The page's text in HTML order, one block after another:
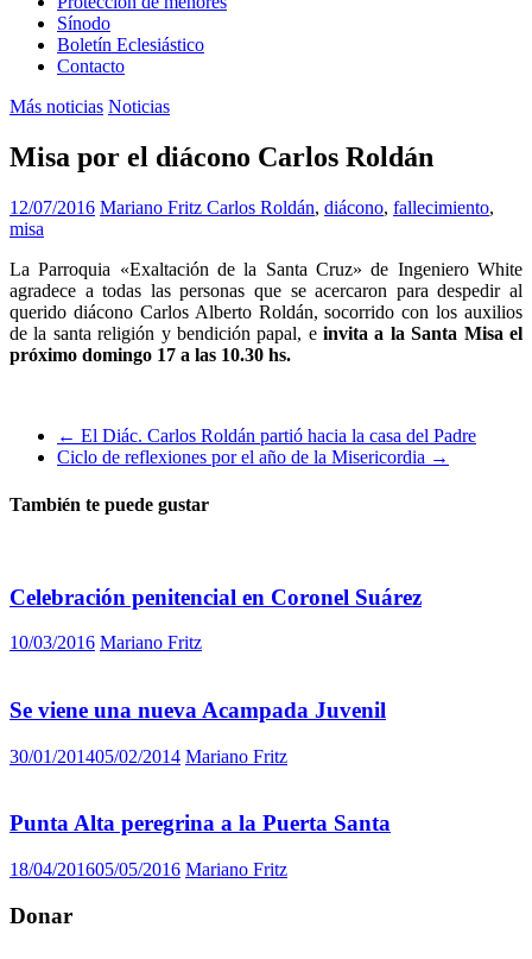
Sínodo
Boletín Eclesiástico
Contacto
Más noticias Noticias
Misa por el diácono Carlos Roldán
12/07/2016 Mariano Fritz Carlos Roldán, diácono, fallecimiento,
misa
La Parroquia «Exaltación de la Santa Cruz» de Ingeniero White
agradece a todas las personas que se acercaron para despedir al
querido diácono Carlos Alberto Roldán, socorrido con los auxilios
de la santa religión y bendición papal, einvita a la Santa Misa el
próximo domingo 17 a las 10.30 hs.
← El Diác. Carlos Roldán partió hacia la casa del Padre
Ciclo de reflexiones por el año de la Misericordia →
También te puede gustar
Celebración penitencial en Coronel Suárez
10/03/2016 Mariano Fritz
Se viene una nueva Acampada Juvenil
30/01/201405/02/2014 Mariano Fritz
Punta Alta peregrina a la Puerta Santa
18/04/201605/05/2016 Mariano Fritz
Donar